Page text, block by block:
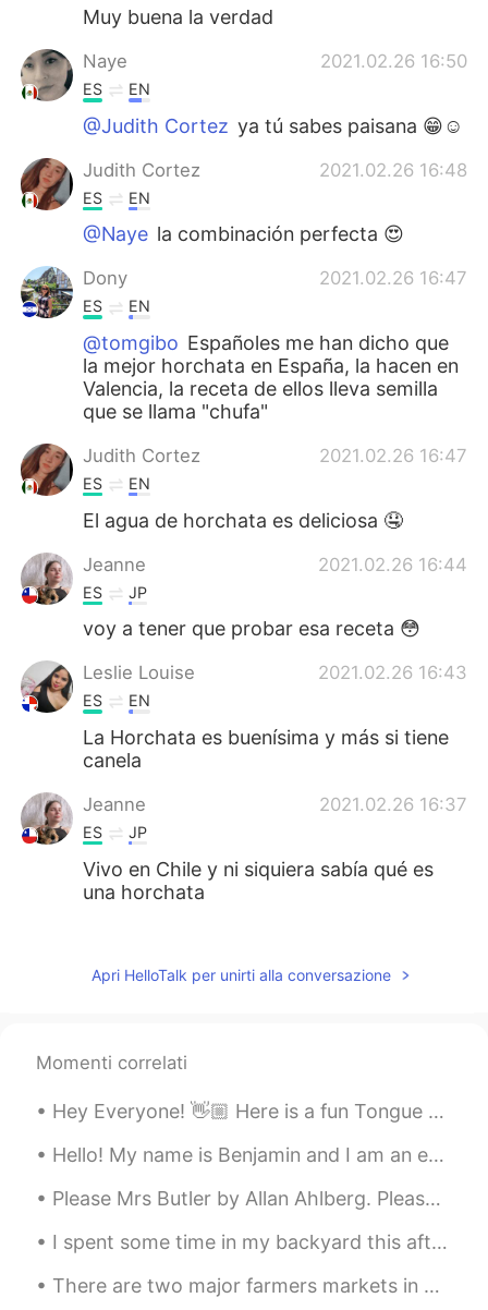
Türkçe Tiếng Việt
Português
Muy buena la verdad
Naye 2021.02.26 16:50
ES EN
@Judith Cortez ya tú sabes paisana 😁☺
Judith Cortez 2021.02.26 16:48
ES EN
@Naye la combinación perfecta 😍
Dony 2021.02.26 16:47
ES EN
@tomgibo Españoles me han dicho que
la mejor horchata en España, la hacen en
Valencia, la receta de ellos lleva semilla
que se llama "chufa"
Judith Cortez 2021.02.26 16:47
ES EN
El agua de horchata es deliciosa 🤤
Jeanne 2021.02.26 16:44
ES JP
voy a tener que probar esa receta 😳
Leslie Louise 2021.02.26 16:43
ES EN
La Horchata es buenísima y más si tiene
canela
Jeanne 2021.02.26 16:37
ES JP
Vivo en Chile y ni siquiera sabía qué es
una horchata
ES EN
En la semana pasada me di cuenta
en mi vida.
a semana pasada me di cuenta que
nunca había probado horchata en mi
vida.
tomgibo 2021.02.26 16:33
Apri HelloTalk per unirti alla conversazione
Momenti correlati
Hey Everyone! 👋🏼 Here is a fun Tongue Twister. 👀 This is a story about four people named Everyb...
Hello! My name is Benjamin and I am an engineering student studying at UBC, Vancouver, Canada. ...
Please Mrs Butler by Allan Ahlberg. Please Mrs Butler This boy Derek Drew Keeps copying my work...
I spent some time in my backyard this afternoon watching the sky to see what birds would fly over...
There are two major farmers markets in Montreal, Jean Talon Market and Atwater Market. In both, y...